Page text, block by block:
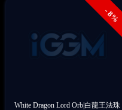
- 8%
White Dragon Lord Orb|白龍王法珠